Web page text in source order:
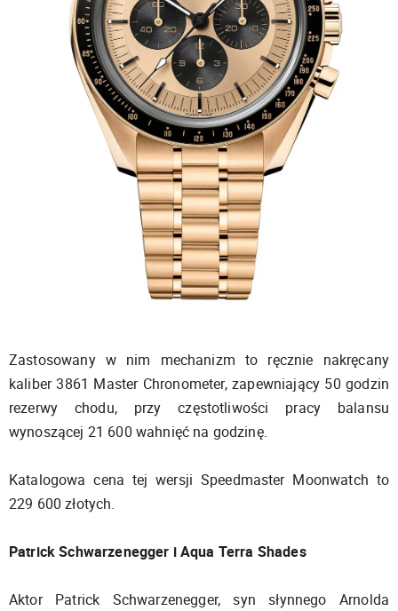
Zastosowany w nim mechanizm to ręcznie nakręcany
kaliber 3861 Master Chronometer, zapewniający 50 godzin
rezerwy chodu, przy częstotliwości pracy balansu
wynoszącej 21 600 wahnięć na godzinę.
Katalogowa cena tej wersji Speedmaster Moonwatch to
229 600 złotych.
Patrick Schwarzenegger i Aqua Terra Shades
Aktor Patrick Schwarzenegger, syn słynnego Arnolda